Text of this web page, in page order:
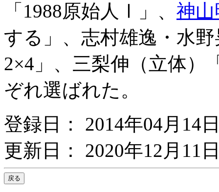
「1988原始人Ⅰ」、 神山
する」、志村雄逸・水
2×4」、三梨伸（立体）
ぞれ選ばれた。
登録日： 2014年04月14
更新日： 2020年12月11